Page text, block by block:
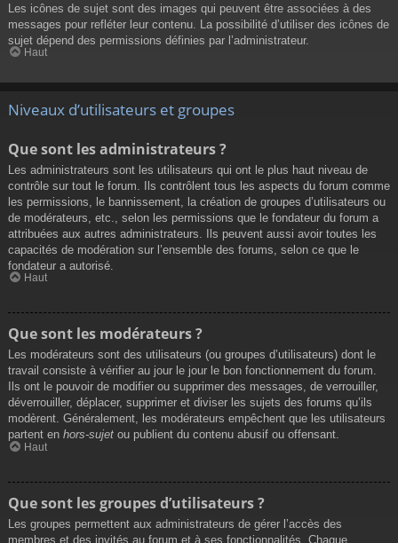
Les icônes de sujet sont des images qui peuvent être associées à des
messages pour refléter leur contenu. La possibilité d’utiliser des icônes de
sujet dépend des permissions définies par l’administrateur.
Haut
Niveaux d’utilisateurs et groupes
Que sont les administrateurs ?
Les administrateurs sont les utilisateurs qui ont le plus haut niveau de
contrôle sur tout le forum. Ils contrôlent tous les aspects du forum comme
les permissions, le bannissement, la création de groupes d’utilisateurs ou
de modérateurs, etc., selon les permissions que le fondateur du forum a
attribuées aux autres administrateurs. Ils peuvent aussi avoir toutes les
capacités de modération sur l’ensemble des forums, selon ce que le
fondateur a autorisé.
Haut
Que sont les modérateurs ?
Les modérateurs sont des utilisateurs (ou groupes d’utilisateurs) dont le
travail consiste à vérifier au jour le jour le bon fonctionnement du forum.
Ils ont le pouvoir de modifier ou supprimer des messages, de verrouiller,
déverrouiller, déplacer, supprimer et diviser les sujets des forums qu’ils
modèrent. Généralement, les modérateurs empêchent que les utilisateurs
partent en hors-sujet ou publient du contenu abusif ou offensant.
Haut
Que sont les groupes d’utilisateurs ?
Les groupes permettent aux administrateurs de gérer l’accès des
membres et des invités au forum et à ses fonctionnalités. Chaque